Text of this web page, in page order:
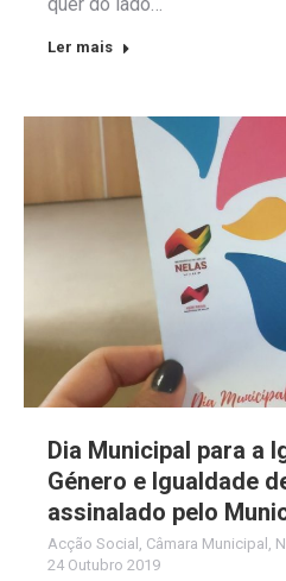
quer do lado…
Ler mais
Dia Municipal para a
Género e Igualdade
assinalado pelo
Acção Social Câmara Municipal
24 Outubro 2019